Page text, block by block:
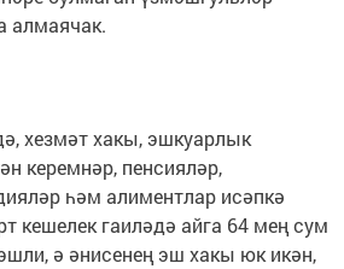
алмаячак.
хезмәт хакы, эшкуарлык
керемнәр, пенсияләр,
һәм алиментлар исәпкә
кешелек гаиләдә айга 64 мең сум
ә әнисенең эш хакы юк икән,